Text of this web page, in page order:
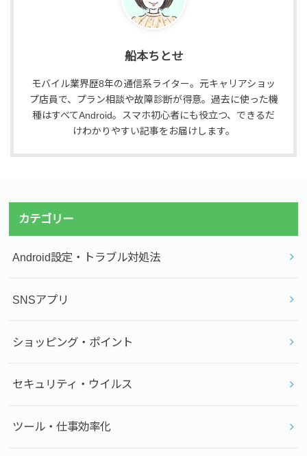
船本ちとせ
モバイル業界歴8年の通信系ライター。元キャリアショッ
プ店員で、プラン相談や故障診断が得意。過去に使った機
種はすべてAndroid。スマホ初心者にも役立つ、できるだ
けわかりやすい記事をお届けします。
カテゴリー
Android設定・トラブル対処法
SNSアプリ
ショッピング・ポイント
セキュリティ・ウイルス
ツール・仕事効率化